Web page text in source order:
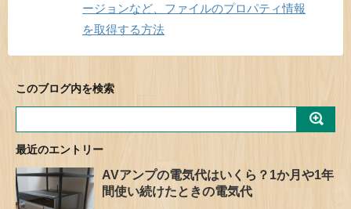
ージョンなど、ファイルのプロパティ情報
を取得する方法
このブログ内を検索
最近のエントリー
AVアンプの電気代はいくら？1か月や1年
間使い続けたときの電気代